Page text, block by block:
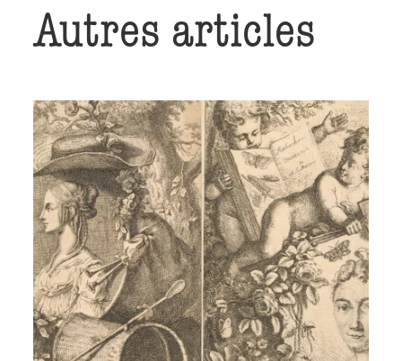
Autres articles